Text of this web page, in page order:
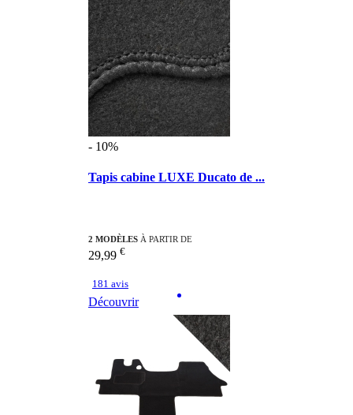
- 10%
Tapis cabine LUXE Ducato de ...
2 MODÈLES À PARTIR DE
29,99 €
181 avis
Découvrir